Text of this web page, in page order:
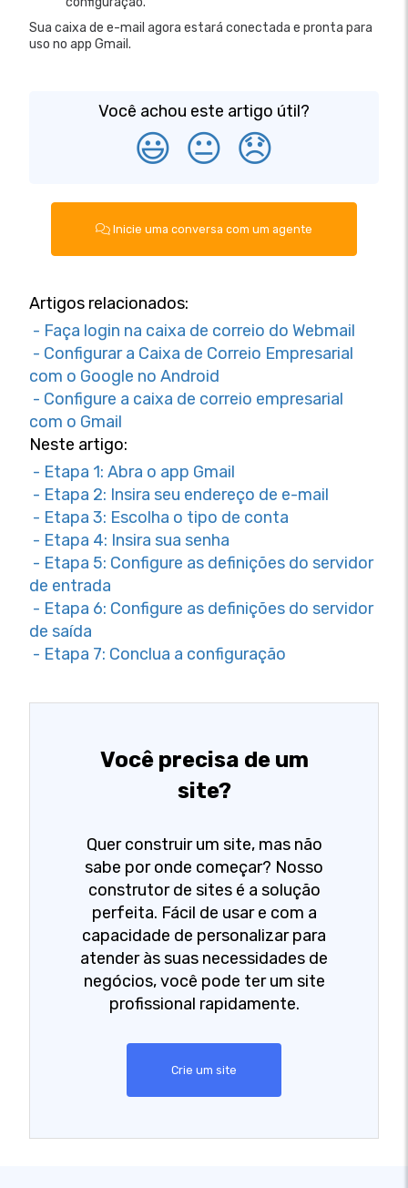
Sua caixa de e-mail agora estará conectada e pronta para
uso no app Gmail.
Você achou este artigo útil?
😃 😐 😞
Inicie uma conversa com um agente
Artigos relacionados:
- Faça login na caixa de correio do Webmail
- Configurar a Caixa de Correio Empresarial
com o Google no Android
- Configure a caixa de correio empresarial
com o Gmail
Neste artigo:
- Etapa 1: Abra o app Gmail
- Etapa 2: Insira seu endereço de e-mail
- Etapa 3: Escolha o tipo de conta
- Etapa 4: Insira sua senha
- Etapa 5: Configure as definições do servidor
de entrada
- Etapa 6: Configure as definições do servidor
de saída
- Etapa 7: Conclua a configuração
Você precisa de um
site?
Quer construir um site, mas não
sabe por onde começar? Nosso
construtor de sites é a solução
perfeita. Fácil de usar e com a
capacidade de personalizar para
atender às suas necessidades de
negócios, você pode ter um site
profissional rapidamente.
Crie um site